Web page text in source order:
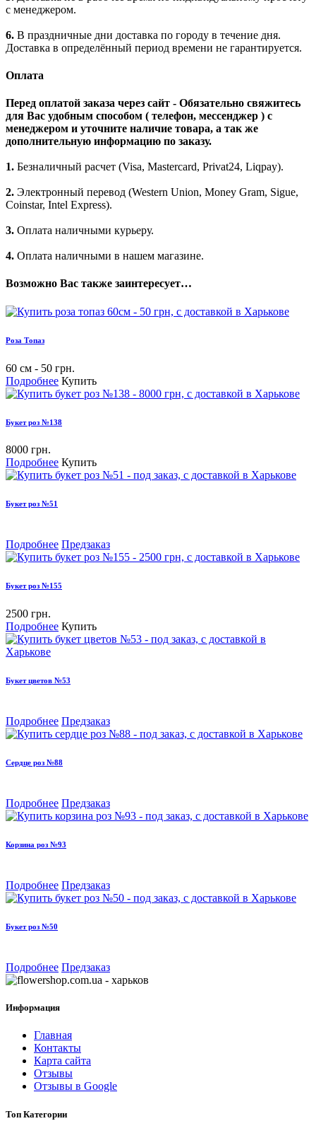
с менеджером.
6. В праздничные дни доставка по городу в течение дня.
Доставка в определённый период времени не гарантируется.
Оплата
Перед оплатой заказа через сайт - Обязательно свяжитесь
для Вас удобным способом ( телефон, мессенджер ) с
менеджером и уточните наличие товара, а так же
дополнительную информацию по заказу.
1. Безналичный расчет (Visa, Mastercard, Privat24, Liqpay).
2. Электронный перевод (Western Union, Money Gram, Sigue,
Coinstar, Intel Express).
3. Оплата наличными курьеру.
4. Оплата наличными в нашем магазине.
Возможно Вас также заинтересует…
Роза Топаз
60 см - 50 грн.
Подробнее Купить
Букет роз №138
8000 грн.
Подробнее Купить
Букет роз №51
Подробнее Предзаказ
Букет роз №155
2500 грн.
Подробнее Купить
Букет цветов №53
Подробнее Предзаказ
Сердце роз №88
Подробнее Предзаказ
Корзина роз №93
Подробнее Предзаказ
Букет роз №50
Подробнее Предзаказ
Информация
Главная
Контакты
Карта сайта
Отзывы
Отзывы в Google
Топ Категории